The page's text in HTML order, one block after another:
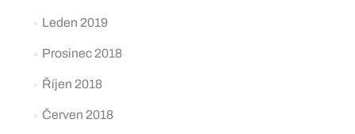
Leden 2019
Prosinec 2018
Říjen 2018
Červen 2018